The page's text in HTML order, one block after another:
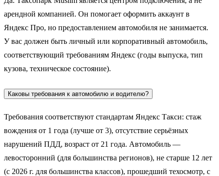
арендной компанией. Он помогает оформить аккаунт в
Яндекс Про, но предоставлением автомобиля не занимается.
У вас должен быть личный или корпоративный автомобиль,
соответствующий требованиям Яндекс (годы выпуска, тип
кузова, техническое состояние).
Каковы требования к автомобилю и водителю?
Требования соответствуют стандартам Яндекс Такси: стаж
вождения от 1 года (лучше от 3), отсутствие серьёзных
нарушений ПДД, возраст от 21 года. Автомобиль —
левосторонний (для большинства регионов), не старше 12 лет
(с 2026 г. для большинства классов), прошедший техосмотр, с